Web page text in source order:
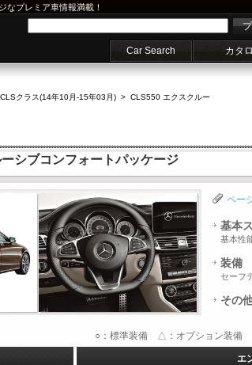
なプレミア車情報満載！
Car Search カタ
CLSクラス(14年10月-15年03月) > CLS550 エクスクルー
シブコンフォートパッケージ
ペー
基本
基本性
装備
セーフ
その
○：標準装備 △：オプション装備 -
エ